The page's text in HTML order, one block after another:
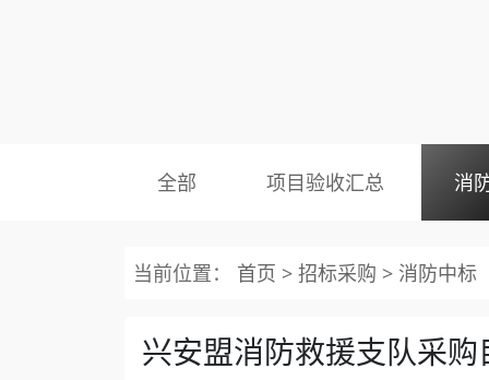
全部 项目验收汇总 消
当前位置： 首页 > 招标采购 > 消防中标
兴安盟消防救援支队采